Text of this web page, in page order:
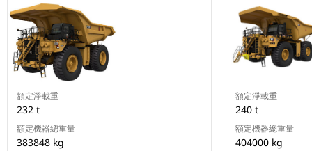
額定淨載重
232 t
額定機器總重量
383848 kg
額定淨載重
240 t
額定機器總重量
404000 kg